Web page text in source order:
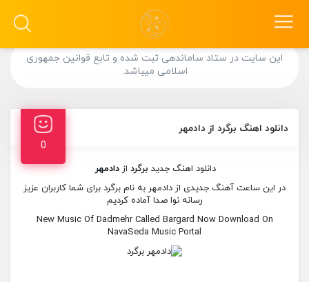
این سایت در ستاد ساماندهی ثبت شده و تابع قوانین جمهوری
اسلامی میباشد.
دانلود اهنگ برگرد از دادمهر
0
دانلود اهنگ جدید برگرد ازدادمهر
در این ساعت آهنگ جدیدی از دادمهر به نام برگرد برای شما کاربران عزیز
رسانه نوا صدا آماده کردیم
New Music Of Dadmehr Called Bargard Now Download On
NavaSeda Music Portal